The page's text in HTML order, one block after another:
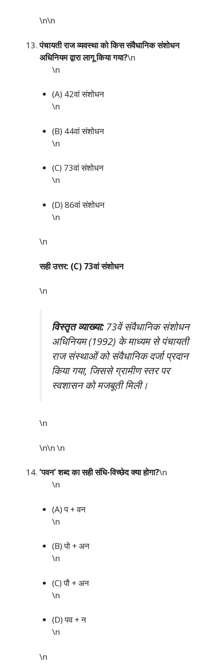
\n\n
पंचायती राज व्यवस्था को किस संवैधानिक संशोधन
अधिनियम द्वारा लागू किया गया?\n
\n
(A) 42वां संशोधन
\n
(B) 44वां संशोधन
\n
(C) 73वां संशोधन
\n
(D) 86वां संशोधन
\n
\n
सही उत्तर: (C) 73वां संशोधन
\n
विस्तृत व्याख्या:73वें संवैधानिक संशोधन
अधिनियम (1992) के माध्यम से पंचायती
राज संस्थाओं को संवैधानिक दर्जा प्रदान
किया गया, जिससे ग्रामीण स्तर पर
स्वशासन को मजबूती मिली।
\n
\n\n\n
‘पवन’ शब्द का सही संधि-विच्छेद क्या होगा?\n
\n
(A) प + वन
\n
(B) पो + अन
\n
(C) पौ + अन
\n
(D) पव + न
\n
\n